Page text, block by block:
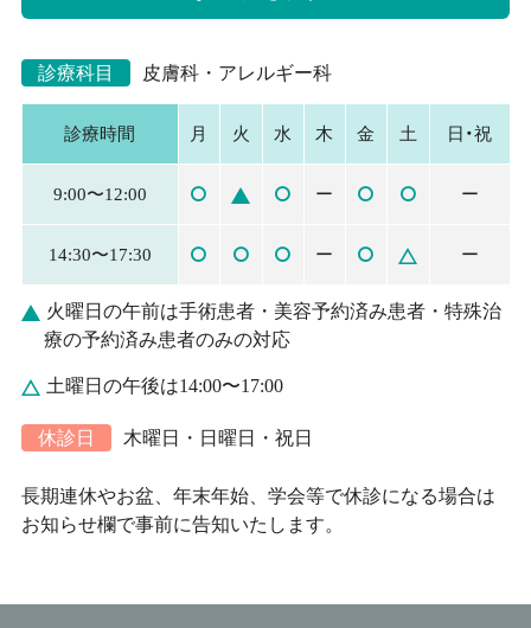
診療科目 皮膚科・アレルギー科
診療時間 月 火 水 木 金 土 日 ・祝
9:00〜12:00 ー ー
14:30〜17:30 ー ー
火曜日の午前は手術患者・美容予約済み患者・特殊治
療の予約済み患者のみの対応
土曜日の午後は14:00〜17:00
休診日 木曜日・日曜日・祝日
長期連休やお盆、年末年始、学会等で休診になる場合は
お知らせ欄で事前に告知いたします。